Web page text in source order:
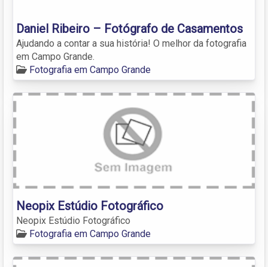
Daniel Ribeiro – Fotógrafo de Casamentos
Ajudando a contar a sua história! O melhor da fotografia
em Campo Grande.
Fotografia em Campo Grande
Neopix Estúdio Fotográfico
Neopix Estúdio Fotográfico
Fotografia em Campo Grande